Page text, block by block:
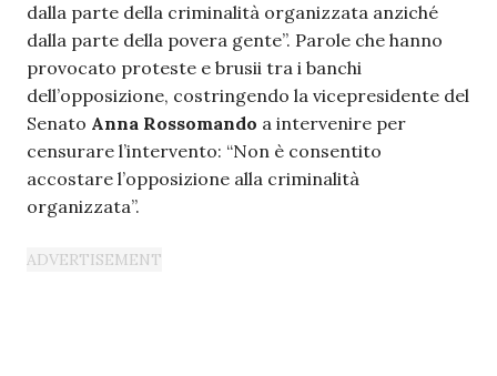
dalla parte della criminalità organizzata anziché
dalla parte della povera gente”. Parole che hanno
provocato proteste e brusii tra i banchi
dell’opposizione, costringendo la vicepresidente del
Senato Anna Rossomando a intervenire per
censurare l’intervento: “Non è consentito
accostare l’opposizione alla criminalità
organizzata”.